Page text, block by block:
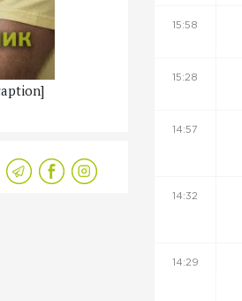
15:58
15:28
14:57
14:32
14:29